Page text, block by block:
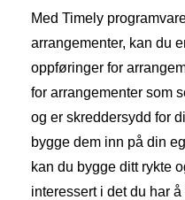
Med Timely
arrangementer, kan du
oppføringer for
for arrangementer som
og er skreddersydd for
bygge dem inn på din
kan du bygge ditt rykte
interessert i det du har å